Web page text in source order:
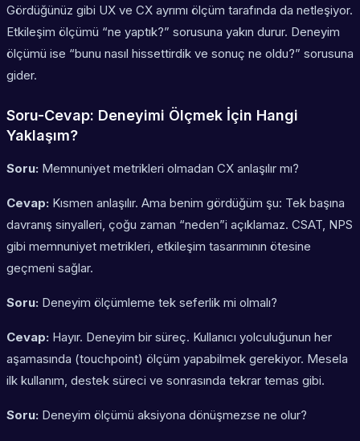
Gördüğünüz gibi UX ve CX ayrımı ölçüm tarafında da netleşiyor.
Etkileşim ölçümü “ne yaptık?” sorusuna yakın durur. Deneyim
ölçümü ise “bunu nasıl hissettirdik ve sonuç ne oldu?” sorusuna
gider.
Soru-Cevap: Deneyimi Ölçmek İçin Hangi
Yaklaşım?
Soru: Memnuniyet metrikleri olmadan CX anlaşılır mı?
Cevap: Kısmen anlaşılır. Ama benim gördüğüm şu: Tek başına
davranış sinyalleri, çoğu zaman “neden”i açıklamaz. CSAT, NPS
gibi memnuniyet metrikleri, etkileşim tasarımının ötesine
geçmeni sağlar.
Soru: Deneyim ölçümleme tek seferlik mi olmalı?
Cevap: Hayır. Deneyim bir süreç. Kullanıcı yolculuğunun her
aşamasında (touchpoint) ölçüm yapabilmek gerekiyor. Mesela
ilk kullanım, destek süreci ve sonrasında tekrar temas gibi.
Soru: Deneyim ölçümü aksiyona dönüşmezse ne olur?